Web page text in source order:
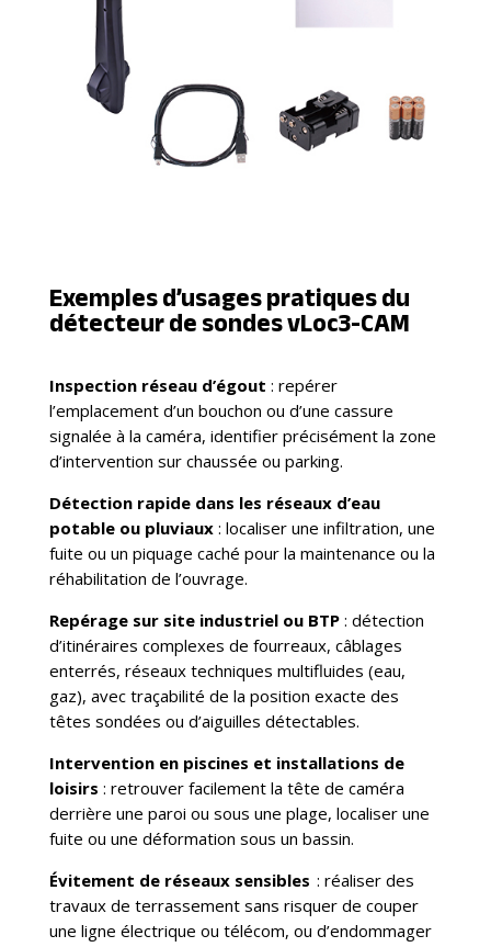
Exemples d’usages pratiques du
détecteur de sondes vLoc3-CAM
Inspection réseau d’égout : repérer
l’emplacement d’un bouchon ou d’une cassure
signalée à la caméra, identifier précisément la zone
d’intervention sur chaussée ou parking.
Détection rapide dans les réseaux d’eau
potable ou pluviaux : localiser une infiltration, une
fuite ou un piquage caché pour la maintenance ou la
réhabilitation de l’ouvrage.
Repérage sur site industriel ou BTP : détection
d’itinéraires complexes de fourreaux, câblages
enterrés, réseaux techniques multifluides (eau,
gaz), avec traçabilité de la position exacte des
têtes sondées ou d’aiguilles détectables.
Intervention en piscines et installations de
loisirs : retrouver facilement la tête de caméra
derrière une paroi ou sous une plage, localiser une
fuite ou une déformation sous un bassin.
Évitement de réseaux sensibles : réaliser des
travaux de terrassement sans risquer de couper
une ligne électrique ou télécom, ou d’endommager